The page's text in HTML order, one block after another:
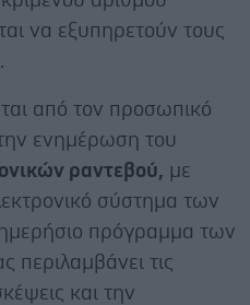
να εξυπηρετούν τους
από τον προσωπικό
ενημέρωση του
ραντεβού, με
σύστημα των
πρόγραμμα των
περιλαμβάνει τις
και την